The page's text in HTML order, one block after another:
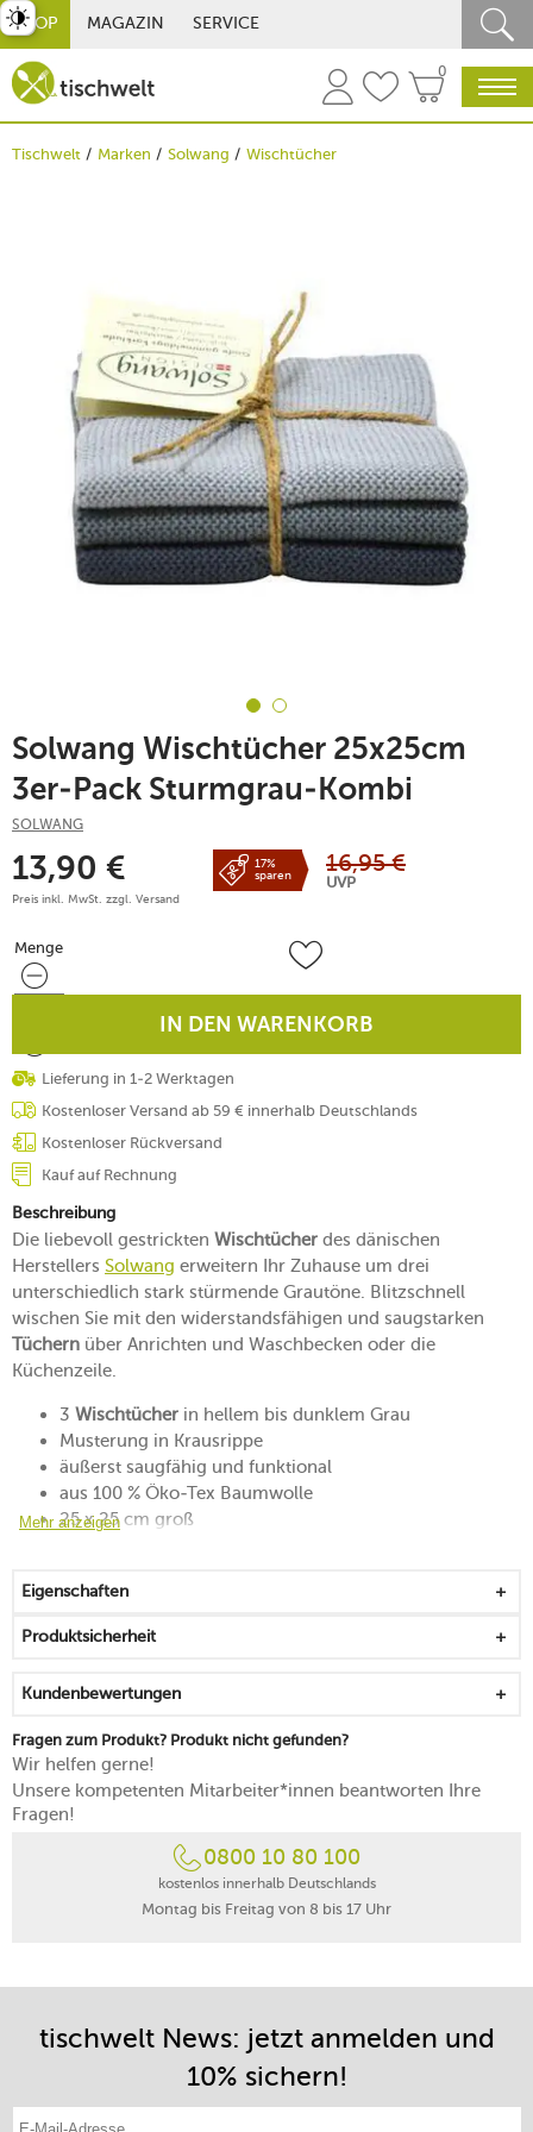
SHOP MAGAZIN SERVICE
0
Tischwelt Marken Solwang Wischtücher
Solwang Wischtücher 25x25cm
3er-Pack Sturmgrau-Kombi
SOLWANG
13,90 €
Preis inkl. MwSt. zzgl. Versand
17%
sparen
16,95 €
UVP
Menge
Menge
IN DEN WARENKORB
Lieferung in 1-2 Werktagen
Kostenloser Versand ab 59 € innerhalb Deutschlands
Kostenloser Rückversand
Kauf auf Rechnung
Beschreibung
Die liebevoll gestrickten Wischtücher des dänischen
Herstellers Solwang erweitern Ihr Zuhause um drei
unterschiedlich stark stürmende Grautöne. Blitzschnell
wischen Sie mit den widerstandsfähigen und saugstarken
Tüchern über Anrichten und Waschbecken oder die
Küchenzeile.
3 Wischtücher in hellem bis dunklem Grau
Musterung in Krausrippe
äußerst saugfähig und funktional
aus 100 % Öko-Tex Baumwolle
25 x 25 cm groß
Mehr anzeigen
Eigenschaften
Produktsicherheit
Kundenbewertungen
Fragen zum Produkt? Produkt nicht gefunden?
Wir helfen gerne!
Unsere kompetenten Mitarbeiter*innen beantworten Ihre
Fragen!
0800 10 80 100
kostenlos innerhalb Deutschlands
Montag bis Freitag von 8 bis 17 Uhr
tischwelt News: jetzt anmelden und
10% sichern!
umschalten